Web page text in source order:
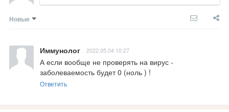
Новые
Иммунолог 2022.05.04 10:27
А если вообще не проверять на вирус -
заболеваемость будет 0 (ноль ) !
Ответить